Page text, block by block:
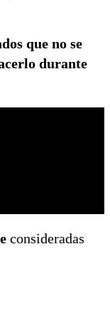
que no se
durante
consideradas